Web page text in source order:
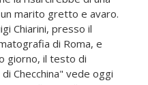
marito gretto e avaro.
Chiarini, presso il
di Roma, e
giorno, il testo di
Checchina" vede oggi